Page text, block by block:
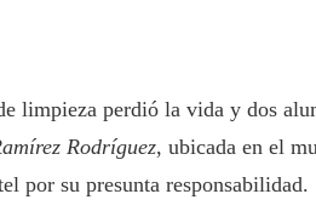
limpieza perdió la vida y dos
Rodríguez, ubicada en el
por su presunta responsabilidad.